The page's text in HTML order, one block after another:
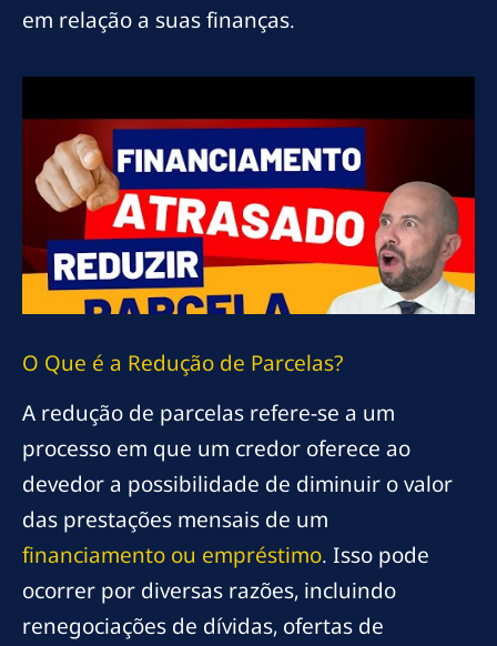
em relação a suas finanças.
O Que é a Redução de Parcelas?
A redução de parcelas refere-se a um
processo em que um credor oferece ao
devedor a possibilidade de diminuir o valor
das prestações mensais de um
financiamento ou empréstimo. Isso pode
ocorrer por diversas razões, incluindo
renegociações de dívidas, ofertas de